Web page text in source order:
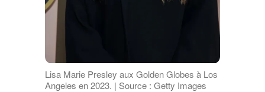
Lisa Marie Presley aux Golden Globes à Los
Angeles en 2023. | Source : Getty Images